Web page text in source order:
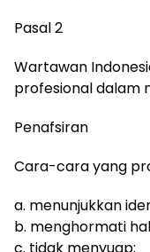
Pasal 2
Wartawan
profesional dalam
Penafsiran
Cara-cara yang
a. menunjukkan
b. menghormati